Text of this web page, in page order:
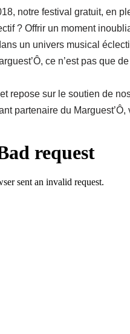
notre festival gratuit, en
? Offrir un moment
un univers musical
ce n’est pas que
repose sur le soutien de
partenaire du